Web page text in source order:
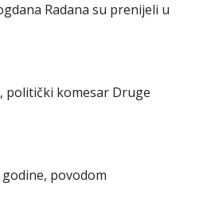
Radana su prenijeli u
politički komesar Druge
povodom